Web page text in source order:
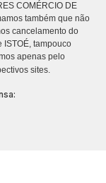
COMÉRCIO DE
também que não
cancelamento do
ISTOÉ, tampouco
apenas pelo
sites.